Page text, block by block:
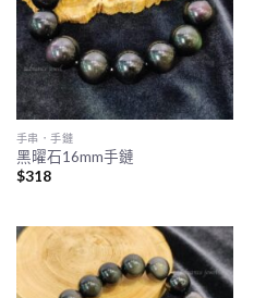
手串．手鏈
黑曜石16mm手鏈
$318